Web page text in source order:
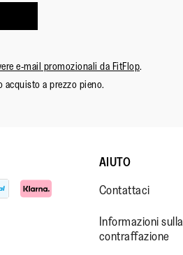
e-mail promozionali da FitFlop.
a prezzo pieno.
AIUTO
Contattaci
Informazioni sulla
contraffazione